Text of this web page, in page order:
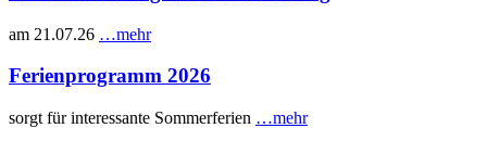
am 21.07.26 …mehr
Ferienprogramm 2026
sorgt für interessante Sommerferien …mehr